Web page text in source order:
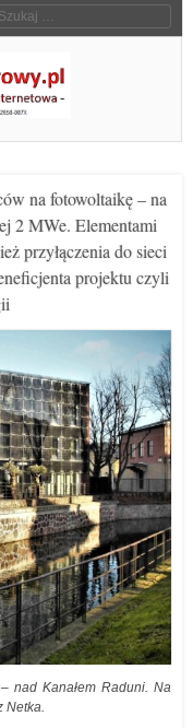
Szukaj
na fotowoltaikę – na
2 MWe. Elementami
przyłączenia do sieci
projektu czyli
nad Kanałem Raduni. Na
Netka.